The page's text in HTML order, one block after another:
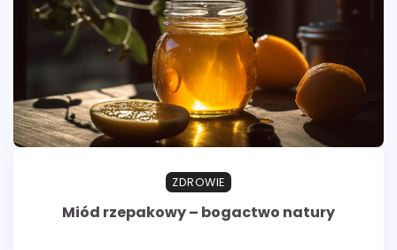
ZDROWIE
Miód rzepakowy – bogactwo natury